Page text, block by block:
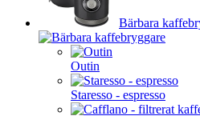
Bärbara
Outin
Staresso - espresso